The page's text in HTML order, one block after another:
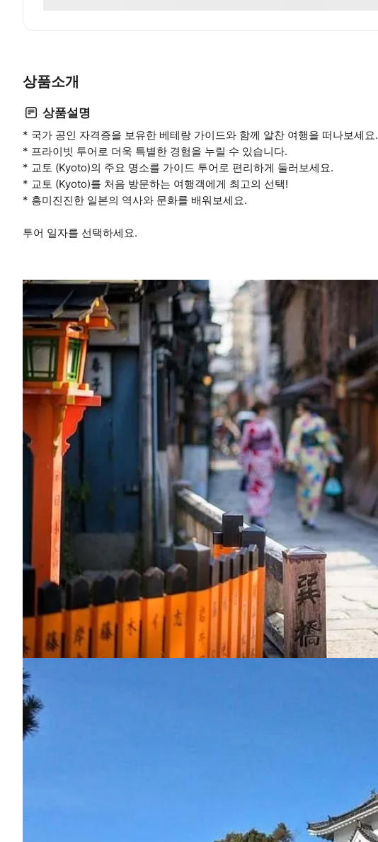
상품소개
상품설명
* 국가 공인 자격증을 보유한 베테랑 가이드와 함께 알찬 여행을 떠나보세요.
* 프라이빗 투어로 더욱 특별한 경험을 누릴 수 있습니다.
* 교토 (Kyoto)의 주요 명소를 가이드 투어로 편리하게 둘러보세요.
* 교토 (Kyoto)를 처음 방문하는 여행객에게 최고의 선택!
* 흥미진진한 일본의 역사와 문화를 배워보세요.
투어 일자를 선택하세요.